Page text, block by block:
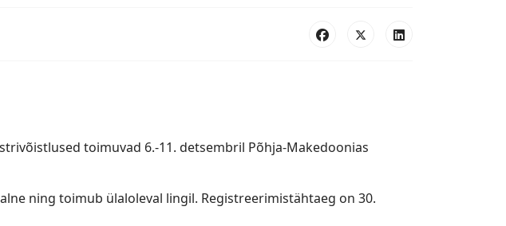
toimuvad 6.-11. detsembril Põhja-Makedoonias
ning toimub ülaloleval lingil. Registreerimistähtaeg on 30.